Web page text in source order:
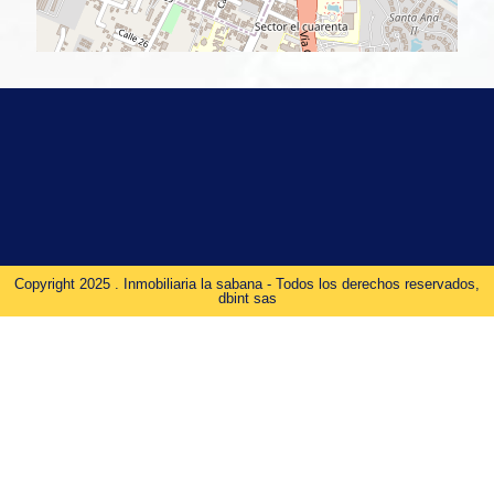
Copyright 2025 . Inmobiliaria la sabana - Todos los derechos reservados,
dbint sas